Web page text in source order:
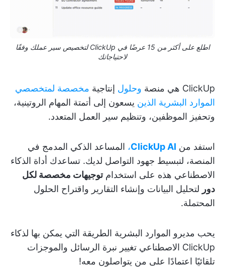
اطلع على أكثر من 15 عرضًا في ClickUp لتخصيص سير عملك وفقًا
لاحتياجاتك
ClickUp هي منصة وحلول إنتاجية مخصصة لمتخصصي
الموارد البشرية الذين يسعون إلى أتمتة المهام الروتينية،
وتحفيز الموظفين، وتنظيم سير العمل المتعدد.
استفد من ClickUp AI، المساعد الذكي المدمج في
المنصة، لتبسيط جهود التواصل لديك. تساعدك أداة الذكاء
الاصطناعي هذه على استخدامتوجيهات مخصصة لكل
دور لتحليل البيانات وإنشاء التقارير واقتراح الحلول
المحتملة.
يحب مديرو الموارد البشرية الطريقة التي يمكن بها لذكاء
ClickUp الاصطناعي تغيير نبرة الرسائل والموجزات
تلقائيًا اعتمادًا على من يتواصلون معه!